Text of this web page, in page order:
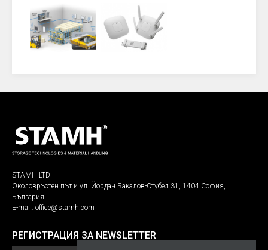
STAMH LTD
Околовръстен път и ул. Йордан Бакалов-Стубел 31, 1404 София,
България
E-mail: office@stamh.com
РЕГИСТРАЦИЯ ЗА NEWSLETTER